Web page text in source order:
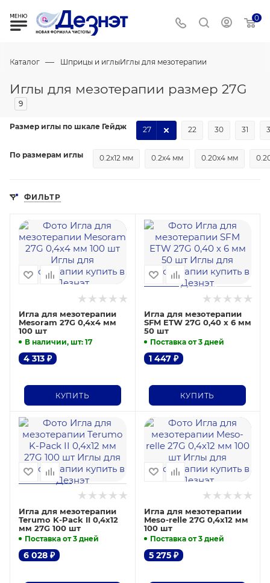
0
Каталог — Шприцы и иглыИглы для мезотерапии
Иглы для мезотерапии размер 27G
9
Размер иглы по шкале Гейдж 22
27 30 31
По размерам иглы 0.2х12 мм 0.2х4 мм 0.20х4 мм
ФИЛЬТР
Игла для мезотерапии
Mesoram 27G 0,4х4 мм
100 шт
В наличии, шт: 17
4 313 ₽
КУПИТЬ
Игла для мезотерапии
SFM ETW 27G 0,40 х 6 мм
50 шт
Поставка от 3 дней
1 447₽
КУПИТЬ
Игла для мезотерапии
Terumo K-Pack II 0,4х12
мм 27G 100 шт
Поставка от 3 дней
6 028 ₽
Игла для мезотерапии
Meso-relle 27G 0,4х12 мм
100 шт
Поставка от 3 дней
5 275₽